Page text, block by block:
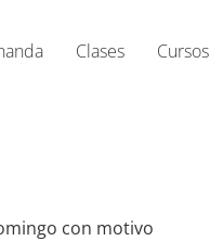
Clases Cursos
con motivo